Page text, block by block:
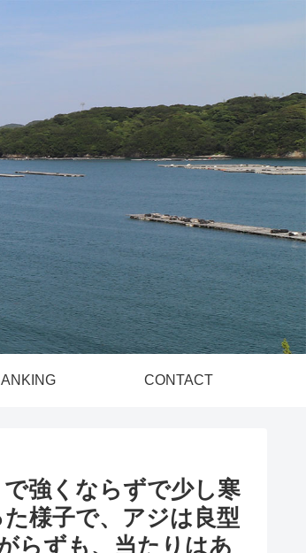
CONTACT
強くならずで少し寒
様子で、アジは良型
らずも、当たりはあ